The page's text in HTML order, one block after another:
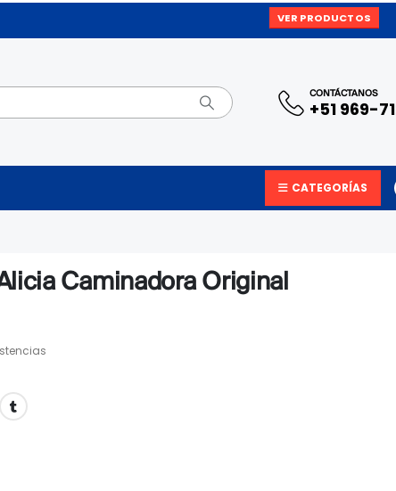
VER PRODUCTOS
CONTÁCTANOS
+51 969-
CATEGORÍAS
Caminadora Original